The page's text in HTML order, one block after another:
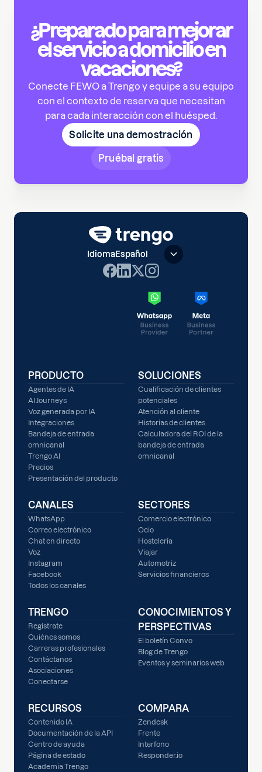
¿Preparado para mejorar
el servicio a domicilio en
vacaciones?
Conecte FEWO a Trengo y equipe a su equipo
con el contexto de reserva que necesitan
para cada interacción con el huésped.
Solicite una demostración
Pruébal gratis
IdiomaEspañol
PRODUCTO
Agentes de IA
AI Journeys
Voz generada por IA
Integraciones
Bandeja de entrada
omnicanal
Trengo AI
Precios
Presentación del producto
SOLUCIONES
Cualificación de clientes
potenciales
Atención al cliente
Historias de clientes
Calculadora del ROI de la
bandeja de entrada
omnicanal
CANALES
WhatsApp
Correo electrónico
Chat en directo
Voz
Instagram
Facebook
Todos los canales
SECTORES
Comercio electrónico
Ocio
Hostelería
Viajar
Automotriz
Servicios financieros
TRENGO
Regístrate
Quiénes somos
Carreras profesionales
Contáctanos
Asociaciones
Conectarse
CONOCIMIENTOS Y
PERSPECTIVAS
El boletín Convo
Blog de Trengo
Eventos y seminarios web
RECURSOS
Contenido IA
Documentación de la API
Centro de ayuda
Página de estado
Academia Trengo
COMPARA
Zendesk
Frente
Interfono
Responder.io